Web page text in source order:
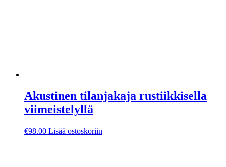
Akustinen tilanjakaja rustiikkisella
viimeistelyllä
€98.00 Lisää ostoskoriin